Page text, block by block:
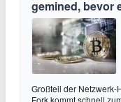
gemined, bevor
Großteil der
Fork kommt schnell